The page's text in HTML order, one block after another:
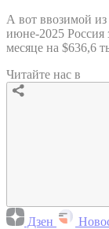
А вот ввозимой
июне-2025 Россия
месяце на $636,6
Читайте нас в
Дзен